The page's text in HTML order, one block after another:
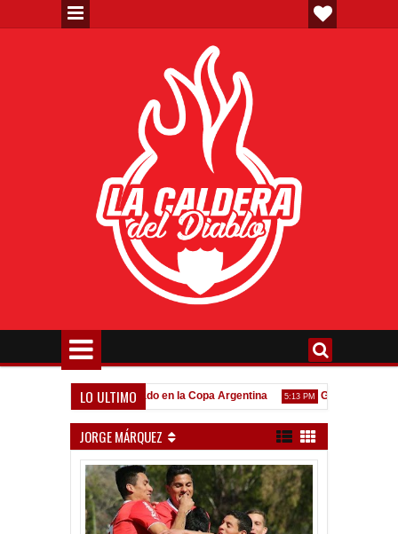
LO ULTIMO
Todo confirmado en la Copa Argentina 5:13 PM Goleada histórica
JORGE MÁRQUEZ